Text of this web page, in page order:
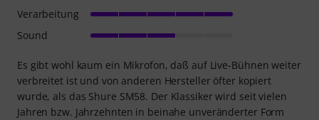
Es gibt wohl kaum ein Mikrofon, daß auf Live-Bühnen weiter
verbreitet ist und von anderen Hersteller öfter kopiert
wurde, als das Shure SM58. Der Klassiker wird seit vielen
Jahren bzw. Jahrzehnten in beinahe unveränderter Form
Verarbeitung
Sound